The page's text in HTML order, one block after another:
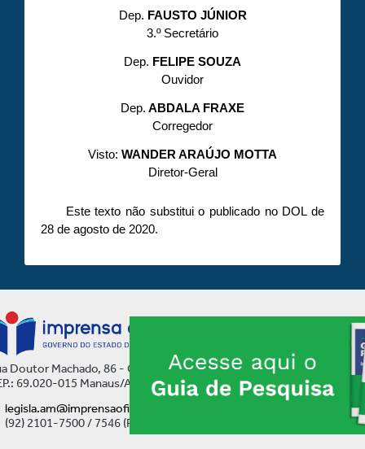
Dep. FAUSTO JÚNIOR
3.º Secretário
Dep. FELIPE SOUZA
Ouvidor
Dep. ABDALA FRAXE
Corregedor
Visto: WANDER ARAÚJO MOTTA
Diretor-Geral
Este texto não substitui o publicado no DOL de
28 de agosto de 2020.
Doutor Machado, 86 - Centro
69.020-015 Manaus/AM
legisla.am@imprensaoficial.am.gov.br
(92) 2101-7500 / 7546 (Ramal)